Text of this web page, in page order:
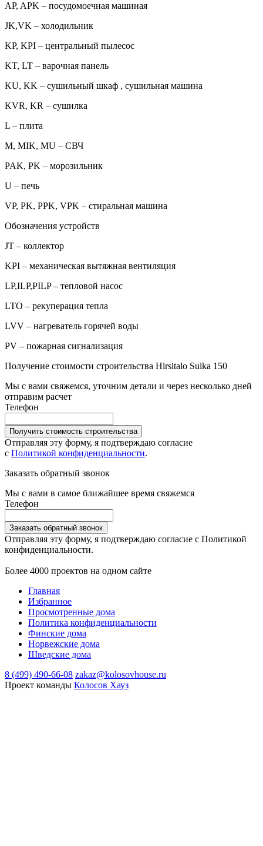
AP, APK – посудомоечная машиная
JK,VK – холодильник
KP, KPI – центральный пылесос
KT, LT – варочная панель
KU, KK – сушильный шкаф , сушильная машина
KVR, KR – сушилка
L – плита
M, MIK, MU – СВЧ
PAK, PK – морозильник
U – печь
VP, PK, PPK, VPK – стиральная машина
Обозначения устройств
JT – коллектор
KPI – механическая вытяжная вентиляция
LP,ILP,PILP – тепловой насос
LTO – рекуперация тепла
LVV – нагреватель горячей воды
PV – пожарная сигнализация
Получение стоимости строительства Hirsitalo Sulka 150
Мы с вами свяжемся, уточним детали и через несколько дней
отправим расчет
Телефон
Получить стоимость строительства
Отправляя эту форму, я подтверждаю согласие
с Политикой конфиденциальности.
Заказать обратный звонок
Мы с вами в самое ближайшее время свяжемся
Телефон
Заказать обратный звонок
Отправляя эту форму, я подтверждаю согласие с Политикой
конфиденциальности.
Более 4000 проектов на одном сайте
Главная
Избранное
Просмотренные дома
Политика конфиденциальности
Финские дома
Норвежские дома
Шведские дома
8 (499) 490-66-08 zakaz@kolosovhouse.ru
Проект команды Колосов Хауз